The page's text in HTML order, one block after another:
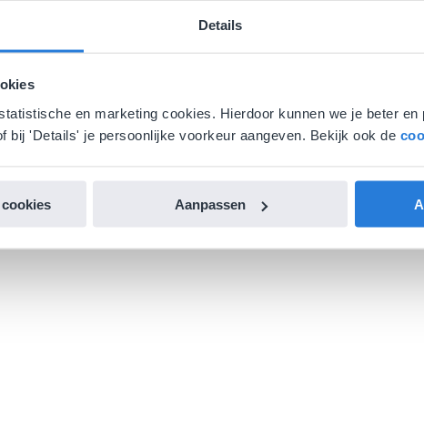
Details
en marketing cookies. Hierdoor kunnen we je beter
bij 'Details' je persoonlijke voorkeur aangeven. Bekijk ook de
Aanpassen